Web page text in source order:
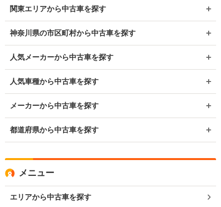
関東エリアから中古車を探す
神奈川県の市区町村から中古車を探す
人気メーカーから中古車を探す
人気車種から中古車を探す
メーカーから中古車を探す
都道府県から中古車を探す
メニュー
エリアから中古車を探す